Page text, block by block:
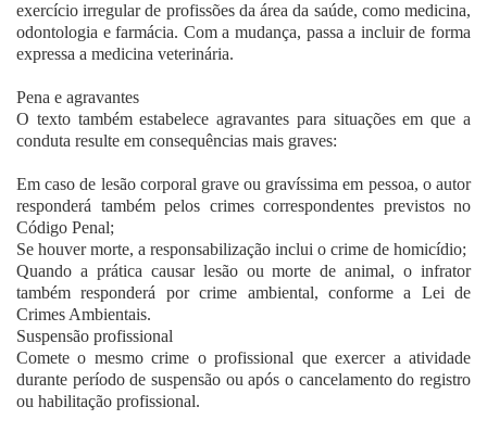
exercício irregular de profissões da área da saúde, como medicina,
odontologia e farmácia. Com a mudança, passa a incluir de forma
expressa a medicina veterinária.
Pena e agravantes
O texto também estabelece agravantes para situações em que a
conduta resulte em consequências mais graves:
Em caso de lesão corporal grave ou gravíssima em pessoa, o autor
responderá também pelos crimes correspondentes previstos no
Código Penal;
Se houver morte, a responsabilização inclui o crime de homicídio;
Quando a prática causar lesão ou morte de animal, o infrator
também responderá por crime ambiental, conforme a Lei de
Crimes Ambientais.
Suspensão profissional
Comete o mesmo crime o profissional que exercer a atividade
durante período de suspensão ou após o cancelamento do registro
ou habilitação profissional.